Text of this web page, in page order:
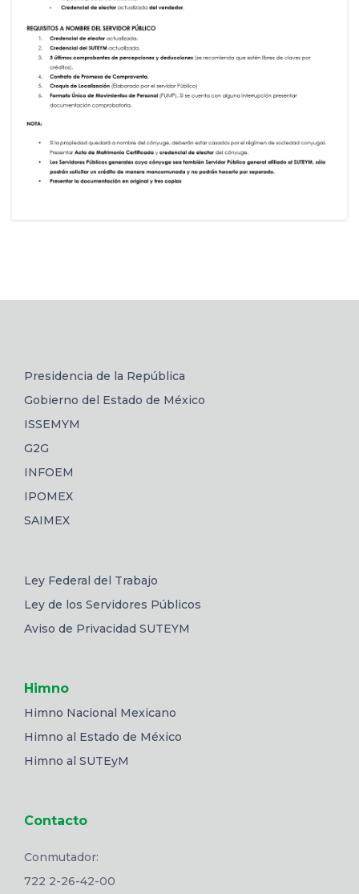
Presidencia de la República
Gobierno del Estado de México
ISSEMYM
G2G
INFOEM
IPOMEX
SAIMEX
Ley Federal del Trabajo
Ley de los Servidores Públicos
Aviso de Privacidad SUTEYM
Himno
Himno Nacional Mexicano
Himno al Estado de México
Himno al SUTEyM
Contacto
Conmutador:
722 2-26-42-00